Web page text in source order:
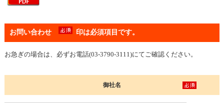
お問い合わせ 印は必須項目です。
お急ぎの場合は、必ずお電話(03-3790-3111)にてご確認ください。
御社名